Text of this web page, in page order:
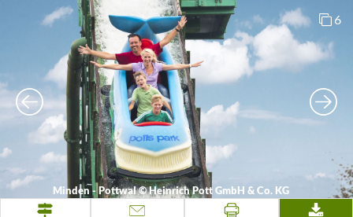
Minden - Pottwal©Heinrich Pott GmbH & Co. KG
6